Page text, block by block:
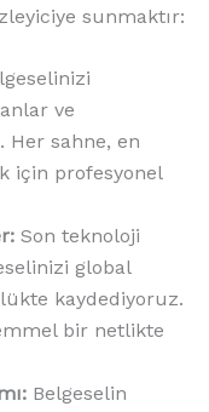
sunmaktır:
ve
Her sahne, en
için profesyonel
Son teknoloji
global
kaydediyoruz.
bir netlikte
Belgeselin